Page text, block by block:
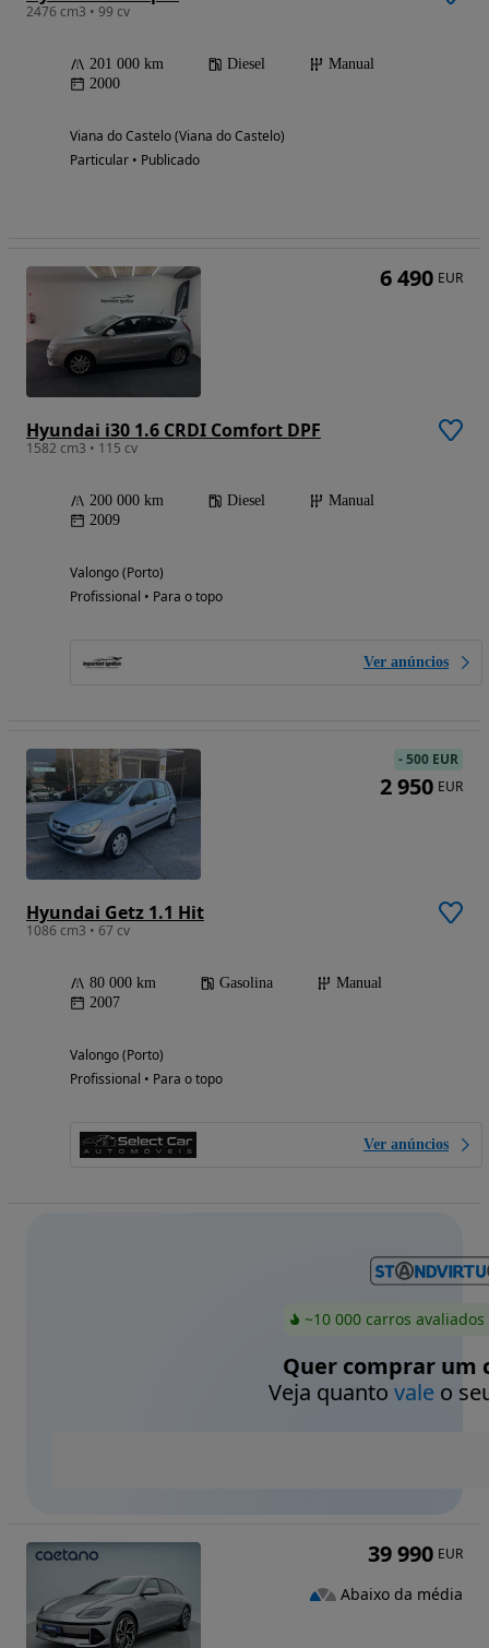
2476 cm3 • 99 cv
201 000 km Diesel
Manual
2000
Viana do Castelo (Viana do Castelo)
Particular • Publicado
Hyundai i30 1.6 CRDI Comfort DPF
1582 cm3 • 115 cv
200 000 km Diesel
Manual
2009
Valongo (Porto)
Profissional • Para o topo
Ver anúncios
6 490 EUR
Hyundai Getz 1.1 Hit
1086 cm3 • 67 cv
80 000 km Gasolina
Manual
2007
Valongo (Porto)
Profissional • Para o topo
Ver anúncios
-500 EUR
2 950 EUR
~10 000 carros
Quer comprar um
Veja quanto valeo
39 990 EUR
Abaixo da média